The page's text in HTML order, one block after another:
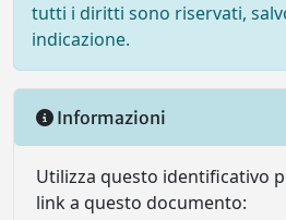
tutti i diritti sono riservati,
indicazione.
Informazioni
Utilizza questo identificativo
link a questo documento: